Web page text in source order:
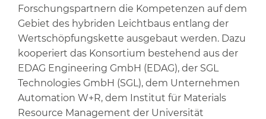
Forschungspartnern die Kompetenzen auf dem
Gebiet des hybriden Leichtbaus entlang der
Wertschöpfungskette ausgebaut werden. Dazu
kooperiert das Konsortium bestehend aus der
EDAG Engineering GmbH (EDAG), der SGL
Technologies GmbH (SGL), dem Unternehmen
Automation W+R, dem Institut für Materials
Resource Management der Universität